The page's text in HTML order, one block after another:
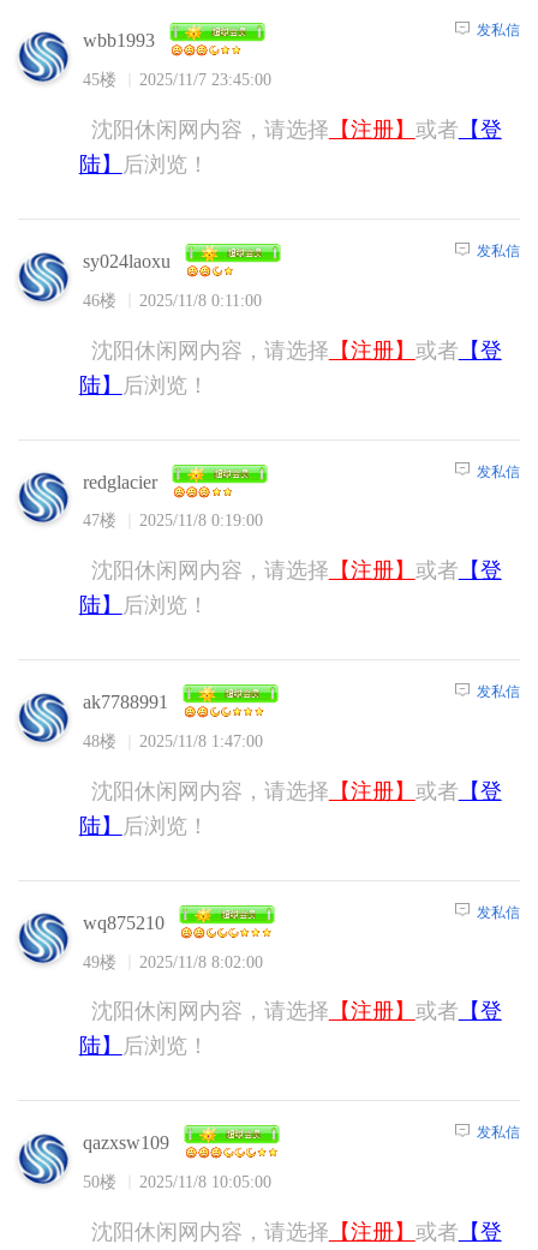
wbb1993
45楼 2025/11/7 23:45:00
发私信
沈阳休闲网内容，请选择 【注册】 或者 【登
陆】
后浏览！
sy024laoxu
46楼 2025/11/8 0:11:00
发私信
沈阳休闲网内容，请选择 【注册】 或者 【登
陆】
后浏览！
redglacier
47楼 2025/11/8 0:19:00
发私信
沈阳休闲网内容，请选择 【注册】 或者 【登
陆】
后浏览！
ak7788991
48楼 2025/11/8 1:47:00
发私信
沈阳休闲网内容，请选择 【注册】 或者 【登
陆】
后浏览！
wq875210
49楼 2025/11/8 8:02:00
发私信
沈阳休闲网内容，请选择 【注册】 或者 【登
陆】
后浏览！
qazxsw109
50楼 2025/11/8 10:05:00
发私信
沈阳休闲网内容，请选择 【注册】 或者 【登